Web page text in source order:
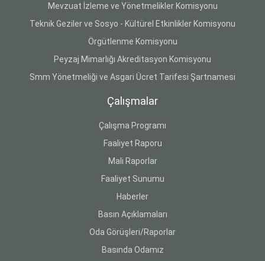
Mevzuat İzleme ve Yönetmelikler Komisyonu
Teknik Geziler ve Sosyo - Kültürel Etkinlikler Komisyonu
Örgütlenme Komisyonu
Peyzaj Mimarlığı Akreditasyon Komisyonu
Smm Yönetmeliği ve Asgari Ücret Tarifesi Şartnamesi
Çalışmalar
Çalışma Programı
Faaliyet Raporu
Mali Raporlar
Faaliyet Sunumu
Haberler
Basın Açıklamaları
Oda Görüşleri/Raporlar
Basında Odamız